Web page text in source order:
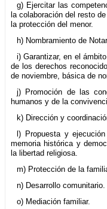
g) Ejercitar las
la colaboración del resto
la protección del menor.
h) Nombramiento de
i) Garantizar, en el
de los derechos
de noviembre, básica de
j) Promoción de las
humanos y de la
k) Dirección y
l) Propuesta y
memoria histórica y
la libertad religiosa.
m) Protección de la
n) Desarrollo
o) Mediación familiar.